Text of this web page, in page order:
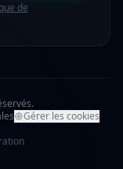
de
Gérer les cookies